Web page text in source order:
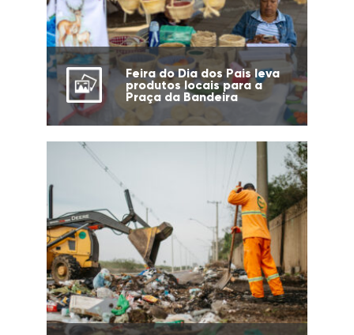
Feira do Dia dos Pais leva
produtos locais para a
Praça da Bandeira